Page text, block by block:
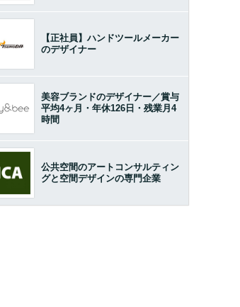
【正社員】ハンドツールメーカー
のデザイナー
美容ブランドのデザイナー／賞与
平均4ヶ月・年休126日・残業月4
時間
公共空間のアートコンサルティン
グと空間デザインの専門企業